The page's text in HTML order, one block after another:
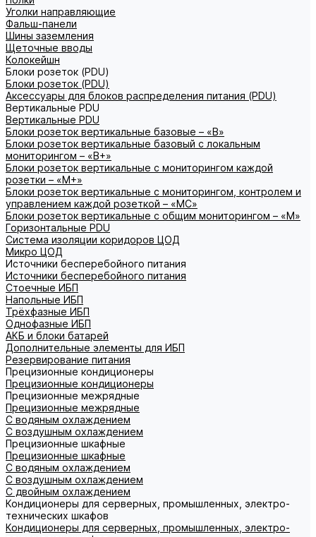
Уголки направляющие
Фальш-панели
Шины заземления
Щеточные вводы
Колокейшн
Блоки розеток (PDU)
Блоки розеток (PDU)
Аксессуары для блоков распределения питания (PDU)
Вертикальные PDU
Вертикальные PDU
Блоки розеток вертикальные базовые – «В»
Блоки розеток вертикальные базовый с локальным
мониторингом – «В+»
Блоки розеток вертикальные с мониторингом каждой
розетки – «М+»
Блоки розеток вертикальные с мониторингом, контролем и
управлением каждой розеткой – «МС»
Блоки розеток вертикальные с общим мониторингом – «М»
Горизонтальные PDU
Система изоляции коридоров ЦОД
Микро ЦОД
Источники бесперебойного питания
Источники бесперебойного питания
Стоечные ИБП
Напольные ИБП
Трёхфазные ИБП
Однофазные ИБП
АКБ и блоки батарей
Дополнительные элементы для ИБП
Резервирование питания
Прецизионные кондиционеры
Прецизионные кондиционеры
Прецизионные межрядные
Прецизионные межрядные
С водяным охлаждением
С воздушным охлаждением
Прецизионные шкафные
Прецизионные шкафные
С водяным охлаждением
С воздушным охлаждением
С двойным охлаждением
Кондиционеры для серверных, промышленных, электро-
технических шкафов
Кондиционеры для серверных, промышленных, электро-